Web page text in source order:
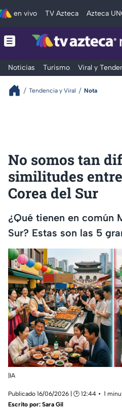
en vivo TV Azteca Azteca
Noticias Turismo Viral y
Tendencia y Viral Nota
No somos tan
similitudes
Corea del Sur
¿Qué tienen en común
Sur? Estas son las 5
|IA
Publicado 16/06/2026 | 🕑 12:44
1
Escrito por: Sara Gil